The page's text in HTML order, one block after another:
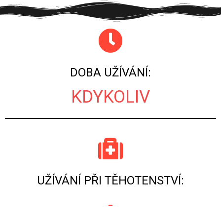
DOBA UŽÍVÁNÍ:
KDYKOLIV
UŽÍVÁNÍ PŘI TĚHOTENSTVÍ:
-